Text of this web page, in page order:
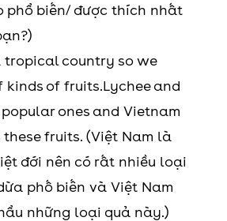
phổ biến/ được thích nhất
tropical country so we
kinds of fruits.Lychee and
ones and Vietnam
fruits. (Việt Nam là
đới nên có rất nhiều loại
phố biến và Việt Nam
những loại quả này.)